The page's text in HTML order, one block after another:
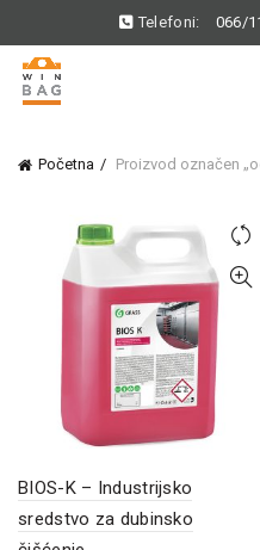
Telefoni: 066/
Početna Proizvod označen
BIOS-K – Industrijsko
sredstvo za dubinsko